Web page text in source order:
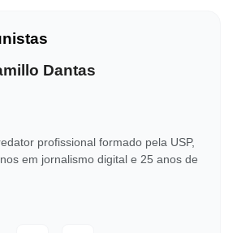
Dantas
profissional formado pela USP,
em jornalismo digital e 25 anos de